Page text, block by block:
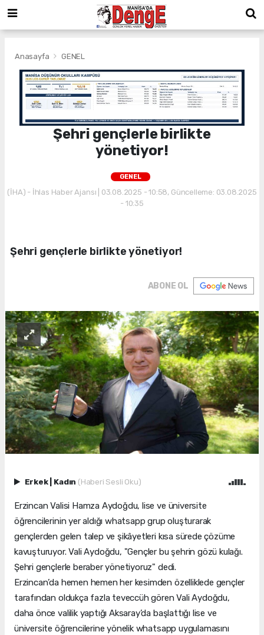
Anasayfa GENEL
Şehri gençlerle birlikte
yönetiyor!
GENEL
(İHA) - İhlas Haber Ajansı | 03.08.2025 - 10:58, Güncelleme: 03.08.2025
- 10:35
Şehri gençlerle birlikte yönetiyor!
ABONE OL
Erkek Kadın (Haberi Sesli Oku)
Erzincan Valisi Hamza Aydoğdu, lise ve üniversite
öğrencilerinin yer aldığı whatsapp grup oluşturarak
gençlerden gelen talep ve şikâyetleri kısa sürede çözüme
kavuşturuyor. Vali Aydoğdu, "Gençler bu şehrin gözü kulağı.
Şehri gençlerle beraber yönetiyoruz" dedi.
Erzincan’da hemen hemen her kesimden özelliklede gençler
tarafından oldukça fazla teveccüh gören Vali Aydoğdu,
daha önce valilik yaptığı Aksaray’da başlattığı lise ve
üniversite öğrencilerine yönelik whatsapp uygulamasını